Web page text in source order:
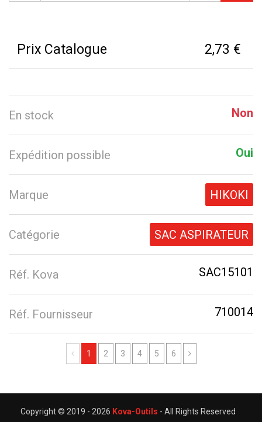
Prix Catalogue 2,73 €
En stock Non
Expédition possible Oui
Marque HIKOKI
Catégorie SAC ASPIRATEUR
Réf. Kova SAC15101
Réf. Fournisseur 710014
Previous
1 2 3 4 5 6 Next
Copyright © 2019 - 2026 Kova-Outils - All Rights Reserved